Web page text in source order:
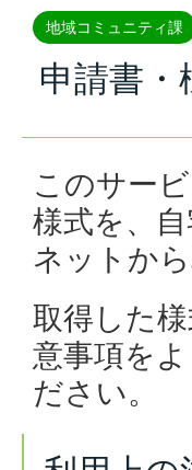
地域コミュニティ課
申請書・
このサー
様式を、
ネットか
取得した
意事項を
ださい。